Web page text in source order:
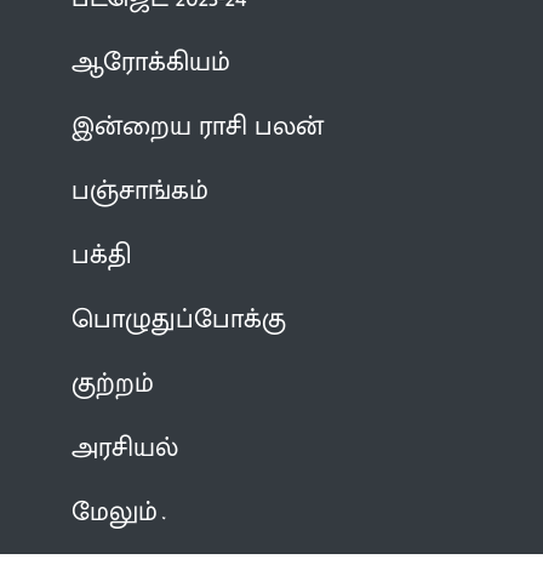
ஆரோக்கியம்
இன்றைய ராசி பலன்
பஞ்சாங்கம்
பக்தி
பொழுதுப்போக்கு
குற்றம்
அரசியல்
மேலும்